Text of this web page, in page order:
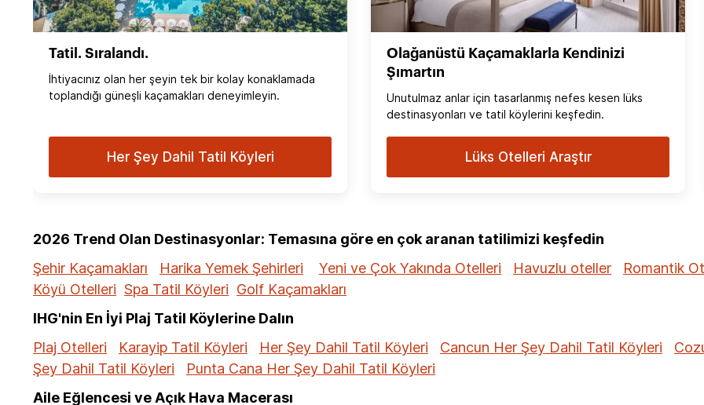
Tatil. Sıralandı.
İhtiyacınız olan her şeyin tek bir kolay konaklamada
toplandığı güneşli kaçamakları deneyimleyin.
Her Şey Dahil Tatil Köyleri
Olağanüstü Kaçamaklarla Kendinizi
Şımartın
Unutulmaz anlar için tasarlanmış nefes kesen lüks
destinasyonları ve tatil köylerini keşfedin.
Lüks Otelleri Araştır
2026 Trend Olan Destinasyonlar: Temasına göre en çok aranan tatilimizi keşfedin
Şehir Kaçamakları
Harika Yemek Şehirleri Yeni ve Çok Yakında Otelleri Havuzlu oteller Romantik
Köyü Otelleri Spa Tatil Köyleri Golf Kaçamakları
IHG'nin En İyi Plaj Tatil Köylerine Dalın
Plaj Otelleri
Karayip Tatil Köyleri Her Şey Dahil Tatil Köyleri Cancun Her Şey Dahil Tatil Köyleri
Şey Dahil Tatil Köyleri
Punta Cana Her Şey Dahil Tatil Köyleri
Aile Eğlencesi ve Açık Hava Macerası